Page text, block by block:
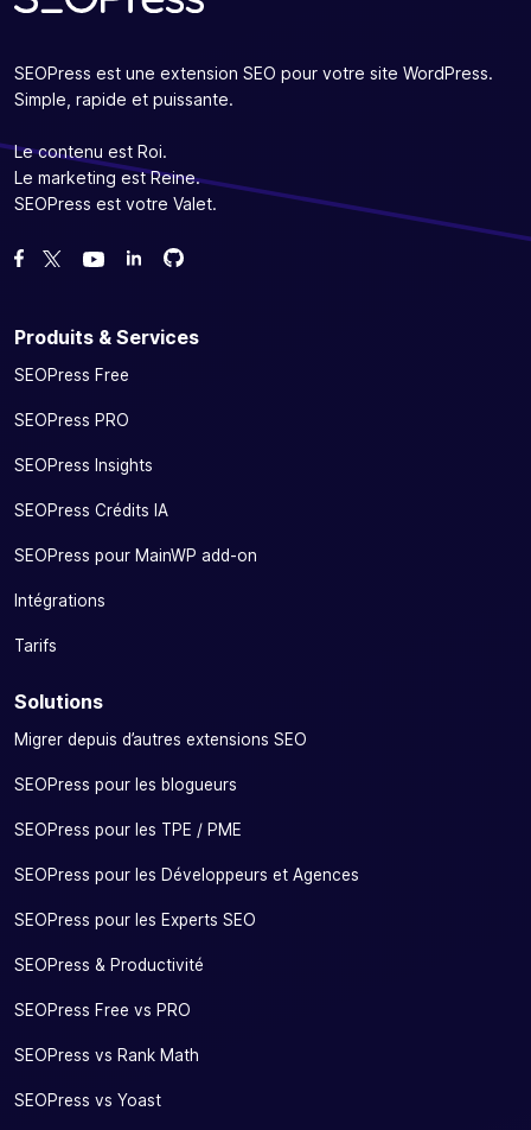
SEOPress est une extension SEO pour votre site WordPress.
Simple, rapide et puissante.
Le contenu est Roi.
Le marketing est Reine.
SEOPress est votre Valet.
Likez notre page Facebook
Suivez-nous sur Twitter
Nous voir sur YouTube
Forcez-nous sur GitHub
Forcez-nous sur GitHub
Produits & Services
SEOPress Free
SEOPress PRO
SEOPress Insights
SEOPress Crédits IA
SEOPress pour MainWP add-on
Intégrations
Tarifs
Solutions
Migrer depuis d’autres extensions SEO
SEOPress pour les blogueurs
SEOPress pour les TPE / PME
SEOPress pour les Développeurs et Agences
SEOPress pour les Experts SEO
SEOPress & Productivité
SEOPress Free vs PRO
SEOPress vs Rank Math
SEOPress vs Yoast